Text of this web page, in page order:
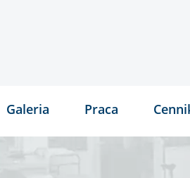
Galeria Praca